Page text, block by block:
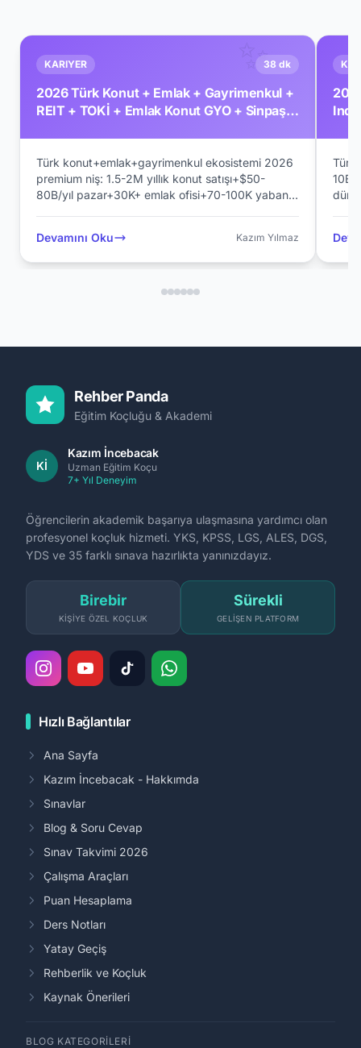
✨
KARIYER 38 dk
2026 Türk Konut + Emlak + Gayrimenkul +
REIT + TOKİ + Emlak Konut GYO + Sinpaş +
Türk konut+emlak+gayrimenkul ekosistemi 2026
premium niş: 1.5-2M yıllık konut satışı+$50-
80B/yıl pazar+30K+ emlak ofisi+70-100K yabancı
GYO BIST EKGYO+İş GYO BIST ISGYO+Sinpaş
GYO Murat Akay+Torunlar GYO Aziz Torun Pillar
232+274+Akmerkez GYO Akkök+DAP Yapı+Sur
Devamını Oku Kazım Yılmaz
Türk
10B/
Rehber Panda
Eğitim Koçluğu & Akademi
Kİ
Kazım İncebacak
Uzman Eğitim Koçu
7+ Yıl Deneyim
Öğrencilerin akademik başarıya ulaşmasına yardımcı olan
profesyonel koçluk hizmeti. YKS, KPSS, LGS, ALES, DGS,
YDS ve 35 farklı sınava hazırlıkta yanınızdayız.
Birebir
KIŞIYE ÖZEL KOÇLUK
Sürekli
GELIŞEN PLATFORM
Hızlı Bağlantılar
Ana Sayfa
Kazım İncebacak - Hakkımda
Sınavlar
Blog & Soru Cevap
Sınav Takvimi 2026
Çalışma Araçları
Puan Hesaplama
Ders Notları
Yatay Geçiş
Rehberlik ve Koçluk
Kaynak Önerileri
BLOG KATEGORILERI